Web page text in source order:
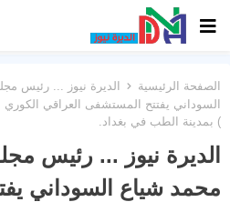
الصفحة الرئيسية
الديرة نيوز ... رئيس
السوداني يفتتح المستشفى العراقي الكوري
) بمدينة الطب في بغداد.
الديرة نيوز ... رئيس
محمد شياع السوداني